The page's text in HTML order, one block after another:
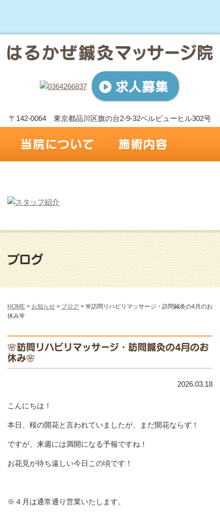
〒142-0064 東京都品川区旗の台2-9-32ベルビューヒル302号
ブログ
HOME > お知らせ > ブログ > 🌸訪問リハビリマッサージ・訪問鍼灸の4月のお
休み🌸
🌸訪問リハビリマッサージ・訪問鍼灸の4月のお
休み🌸
2026.03.18
こんにちは！
本日、桜の開花と言われていましたが、まだ開花ならず！
ですが、来週には満開になる予報ですね！
お花見が待ち遠しい今日この頃です！
※４月は通常通り営業いたします。